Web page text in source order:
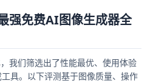
强免费AI图像生成器全
我们筛选出了性能最优、使用体验
具。以下评测基于图像质量、操作